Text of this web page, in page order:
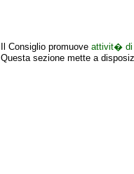
Il Consiglio promuove attivit� di
Questa sezione mette a